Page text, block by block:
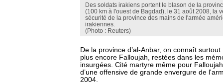
Des soldats irakiens portent le blason de la
(100 km à l'ouest de Bagdad), le 31 août 2008, la
sécurité de la province des mains de l'armée
irakiennes.
(Photo : Reuters)
De la province d’al-Anbar, on connaît
plus encore Falloujah, restées dans les
insurgées. Cité martyre même pour
d’une offensive de grande envergure de
2004.